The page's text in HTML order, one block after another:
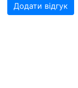
Додати відгук